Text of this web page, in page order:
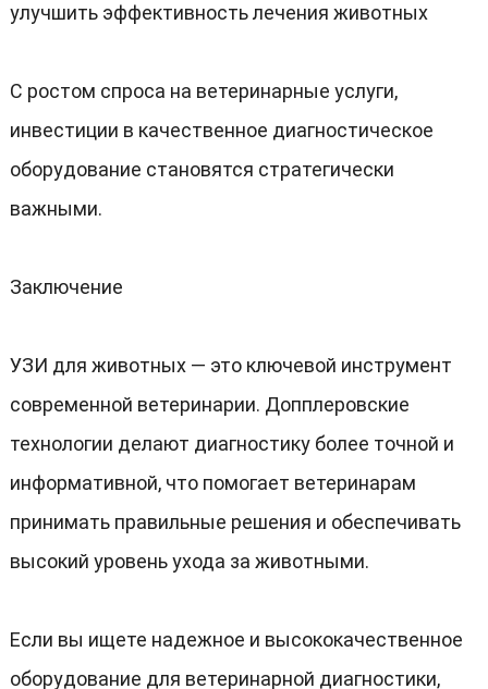
улучшить эффективность лечения животных
С ростом спроса на ветеринарные услуги,
инвестиции в качественное диагностическое
оборудование становятся стратегически
важными.
Заключение
УЗИ для животных — это ключевой инструмент
современной ветеринарии. Допплеровские
технологии делают диагностику более точной и
информативной, что помогает ветеринарам
принимать правильные решения и обеспечивать
высокий уровень ухода за животными.
Если вы ищете надежное и высококачественное
оборудование для ветеринарной диагностики,